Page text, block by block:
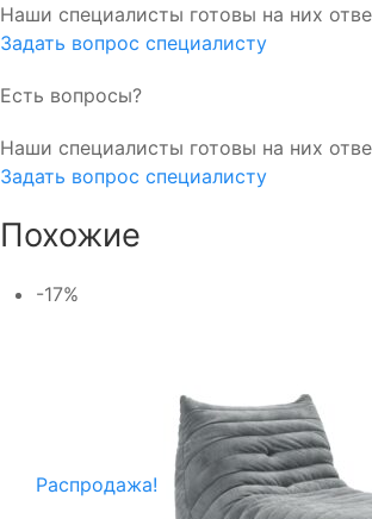
Наши специалисты готовы на них
Задать вопрос специалисту
Есть вопросы?
Наши специалисты готовы на них
Задать вопрос специалисту
Похожие
-17%
Распродажа!